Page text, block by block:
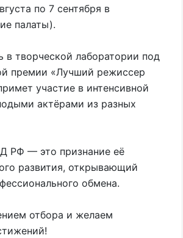
по 7 сентября в
палаты).
творческой лаборатории под
премии «Лучший режиссер
участие в интенсивной
актёрами из разных
РФ — это признание её
развития, открывающий
обмена.
отбора и желаем